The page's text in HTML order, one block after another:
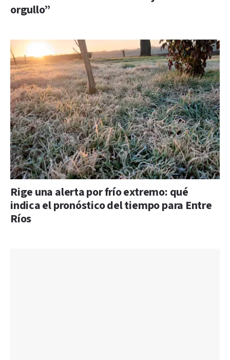
orgullo”
Rige una alerta por frío extremo: qué
indica el pronóstico del tiempo para Entre
Ríos